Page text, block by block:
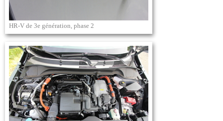
HR-V de 3e génération, phase 2